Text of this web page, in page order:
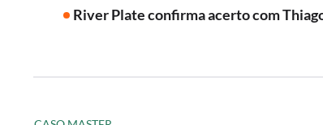
River Plate confirma acerto com